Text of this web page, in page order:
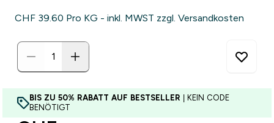
CHF 39.60‎ Pro KG - inkl. MWST zzgl. Versandkosten
BIS ZU 50% RABATT AUF BESTSELLER | KEIN CODE
BENÖTIGT